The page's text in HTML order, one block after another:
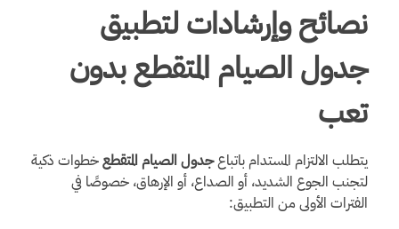
نصائح وإرشادات لتطبيق
جدول الصيام المتقطع بدون
تعب
يتطلب الالتزام المستدام باتباعجدول الصيام المتقطعخطوات ذكية
لتجنب الجوع الشديد، أو الصداع، أو الإرهاق، خصوصًا في
الفترات الأولى من التطبيق: